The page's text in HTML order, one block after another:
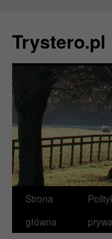
Trystero.pl
Przejdź
do
Strona
główna